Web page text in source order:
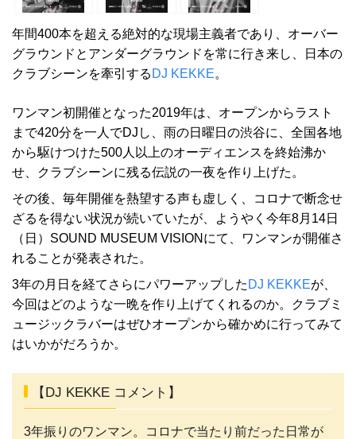
年間400本を超える絶対的な現場主義者であり、オーバー
グラウンドとアンダーグラウンドを常に行き来し、日本の
クラブシーンを牽引する DJ KEKKE。
ワンマン初開催となった2019年は、オープンからラスト
まで420分を一人でDJし、雨の日曜日の渋谷に、全国各地
から駆けつけた500人以上のオーディエンスを終始沸か
せ、クラブシーンに残る伝説の一夜を作り上げた。
その後、毎年開催を熱望する声も虚しく、コロナで断念せ
ざるを得ない状況が続いていたが、ようやく今年8月14日
（日）SOUND MUSEUM VISIONにて、ワンマンが開催さ
れることが発表された。
3年の月日を経てさらにパワーアップした DJ KEKKEが、
今回はどのような一晩を作り上げてくれるのか。クラブミ
ュージックラバーはぜひオープンから確かめに行ってみて
はいかがだろうか。
【DJ KEKKE コメント】
3年振りのワンマン。コロナで当たり前だった日常が